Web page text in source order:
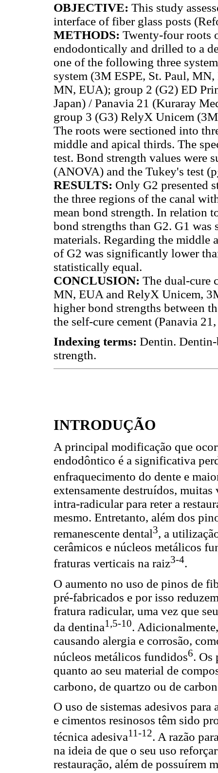
OBJECTIVE: This study
interface of fiber glass posts
METHODS: Twenty-four roots
endodontically and drilled to a
one of the following three
system (3M ESPE, St. Paul,
MN, EUA); group 2 (G2) ED
Japan) / Panavia 21 (Kuraray
group 3 (G3) RelyX Unicem
The roots were sectioned into
middle and apical thirds. The
test. Bond strength values were
(ANOVA) and the Tukey's test (p
RESULTS: Only G2 presented
the three regions of the canal
mean bond strength. In relation
bond strengths than G2. G1
materials. Regarding the middle
of G2 was significantly lower
statistically equal.
CONCLUSION: The dual-cure
MN, EUA and RelyX Unicem,
higher bond strengths between
the self-cure cement (Panavia
Indexing terms: Dentin. Dentin-
strength.
INTRODUÇÃO
A principal modificação que
endodôntico é a significativa
enfraquecimento do dente e
extensamente destruídos,
intra-radicular para reter a
mesmo. Entretanto, além dos
remanescente dental3, a
cerâmicos e núcleos metálicos
fraturas verticais na raiz3-4.
O aumento no uso de pinos de
pré-fabricados e por isso
fratura radicular, uma vez que
da dentina1,5-10.
causando alergia e corrosão,
núcleos metálicos fundidos6. Os
quanto ao seu material de
carbono, de quartzo ou de
O uso de sistemas adesivos
e cimentos resinosos têm sido
técnica adesiva11-12. A razão
na ideia de que o seu uso
restauração, além de possuírem